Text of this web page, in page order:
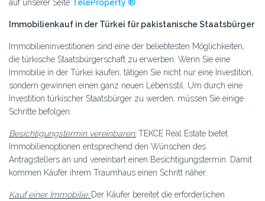
auf unserer Seite TeleProperty ®
Immobilienkauf in der Türkei für pakistanische Staatsbürger
Immobilieninvestitionen sind eine der beliebtesten Möglichkeiten,
die türkische Staatsbürgerschaft zu erwerben. Wenn Sie eine
Immobilie in der Türkei kaufen, tätigen Sie nicht nur eine Investition,
sondern gewinnen einen ganz neuen Lebensstil. Um durch eine
Investition türkischer Staatsbürger zu werden, müssen Sie einige
Schritte befolgen:
Besichtigungstermin vereinbaren:TEKCE Real Estate bietet
Immobilienoptionen entsprechend den Wünschen des
Antragstellers an und vereinbart einen Besichtigungstermin. Damit
kommen Käufer ihrem Traumhaus einen Schritt näher.
Kauf einer Immobilie: Der Käufer bereitet die erforderlichen